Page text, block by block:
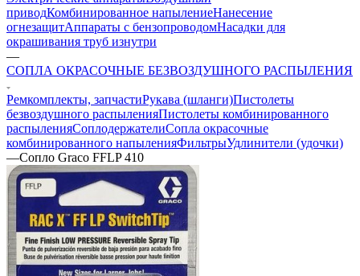
приводКомбинированное напылениеНанесение
огнезащитАппараты с бензопроводомНасадки для
окрашивания труб изнутри
—
СОПЛА ОКРАСОЧНЫЕ БЕЗВОЗДУШНОГО РАСПЫЛЕНИЯ
Ремкомплекты, запчастиРукава (шланги)Пистолеты
безвоздушного распыленияПистолеты комбинированного
распыленияСоплодержателиСопла окрасочные
комбинированного напыленияФильтрыУдлинители (удочки)
—Сопло Graco FFLP 410